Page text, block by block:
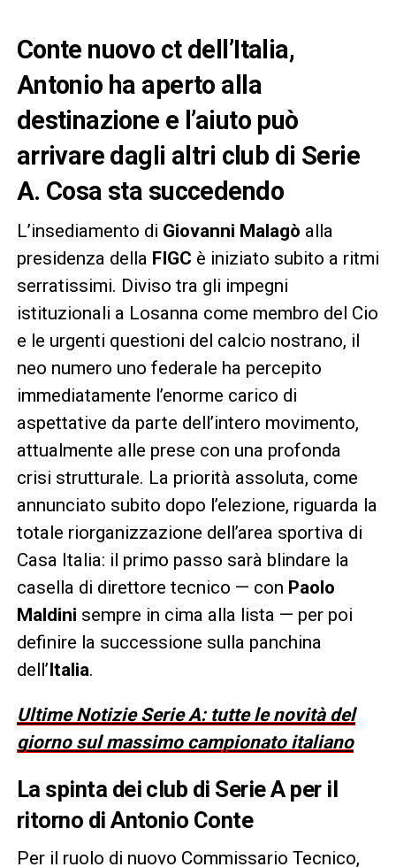
Conte nuovo ct dell’Italia,
Antonio ha aperto alla
destinazione e l’aiuto può
arrivare dagli altri club di Serie
A. Cosa sta succedendo
L’insediamento di Giovanni Malagò alla
presidenza della FIGC è iniziato subito a ritmi
serratissimi. Diviso tra gli impegni
istituzionali a Losanna come membro del Cio
e le urgenti questioni del calcio nostrano, il
neo numero uno federale ha percepito
immediatamente l’enorme carico di
aspettative da parte dell’intero movimento,
attualmente alle prese con una profonda
crisi strutturale. La priorità assoluta, come
annunciato subito dopo l’elezione, riguarda la
totale riorganizzazione dell’area sportiva di
Casa Italia: il primo passo sarà blindare la
casella di direttore tecnico — con Paolo
Maldini sempre in cima alla lista — per poi
definire la successione sulla panchina
dell’Italia.
Ultime Notizie Serie A: tutte le novità del
giorno sul massimo campionato italiano
La spinta dei club di Serie A per il
ritorno di Antonio Conte
Per il ruolo di nuovo Commissario Tecnico,